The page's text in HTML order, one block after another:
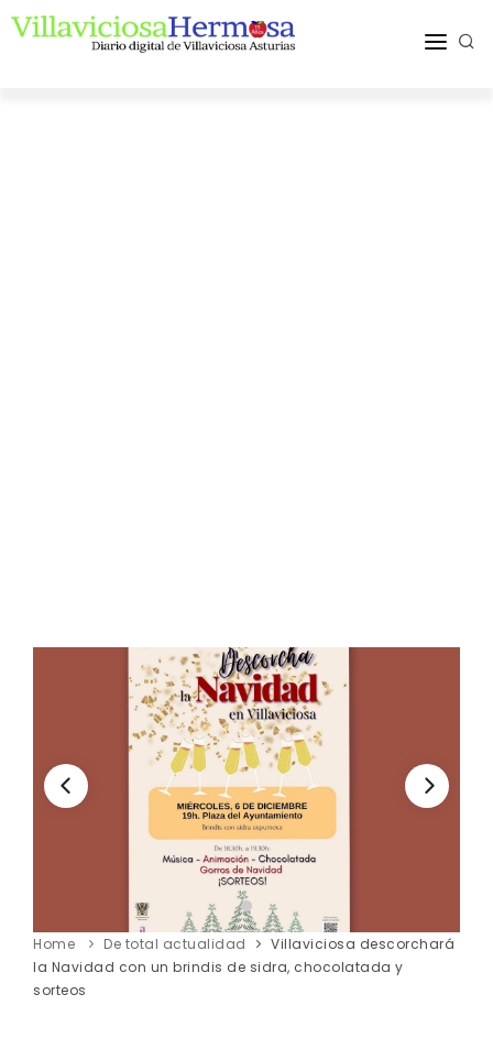
Home De total actualidad
Villaviciosa descorchará
la Navidad con un brindis de sidra, chocolatada y
sorteos